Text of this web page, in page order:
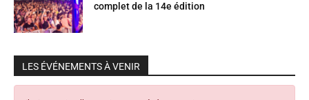
complet de la 14e édition
LES ÉVÉNEMENTS À VENIR